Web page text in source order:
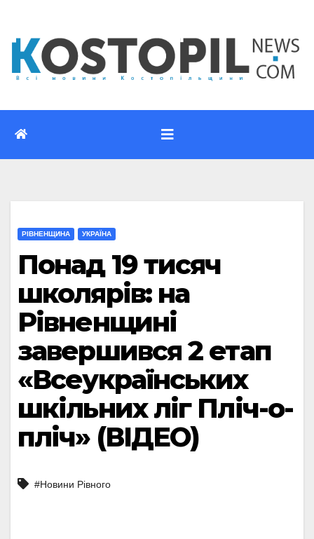
вмісту
РІВНЕНЩИНА УКРАЇНА
Понад 19 тисяч
школярів: на
Рівненщині
завершився 2 етап
«Всеукраїнських
шкільних ліг Пліч-о-
пліч» (ВІДЕО)
#Новини Рівного